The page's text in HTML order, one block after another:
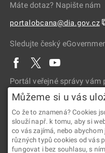
Máte dotaz? Napište nám
portalobcana@dia.gov.cz
Sledujte český
Portál veřejné správy vám
Můžeme si u vás
Co že to znamená? Cookies
slouží např. k tomu, aby si
co vás zajímá, nebo
různých typů cookies od vás
fungovat i bez souhlasu, s